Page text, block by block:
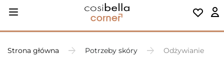
Strona główna Potrzeby skóry Odżywianie